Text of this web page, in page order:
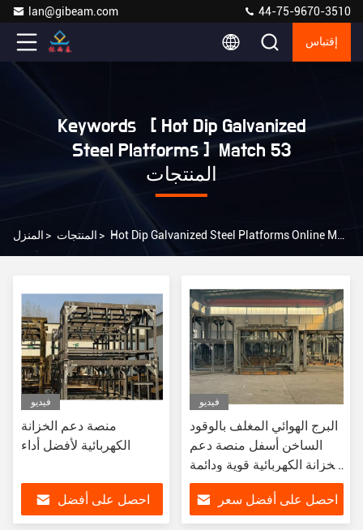
lan@gibeam.com 44-75-9670-3510
إقتباس
Keywords [ Hot Dip Galvanized
Steel Platforms ] Match 53
المنتجات
المنزل > المنتجات > Hot Dip Galvanized Steel Platforms Online Manufacturer
فيديو
منصة دعم الخزانة
الكهربائية لأفضل أداء
احصل على أفضل
فيديو
البرج الهوائي المغلف بالوقود
الساخن أسفل منصة دعم
الخزانة الكهربائية قوية ودائمة
التثبيت المعدل
احصل على أفضل سعر